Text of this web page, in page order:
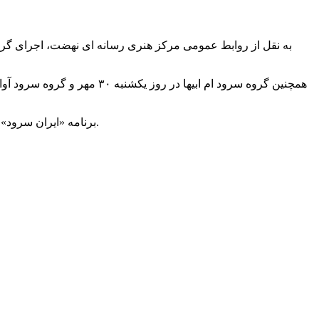
همچنین گروه سرود ام
برنامه «ایران سرود» به سراغ گروه های سرود در شهرهای مختلف می رود و ضمن معرفی فرهنگ هر شهر به معرفی گروه های فعال در حوزه سرود می پردازد.